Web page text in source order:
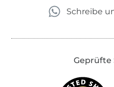
Schreibe
Geprüfte